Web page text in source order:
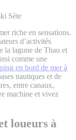
Sète
riche en sensations.
d’activités
la lagune de Thau et
comme une
en bord de mer à
nautiques et de
entre canaux,
machine et vivez
loueurs à